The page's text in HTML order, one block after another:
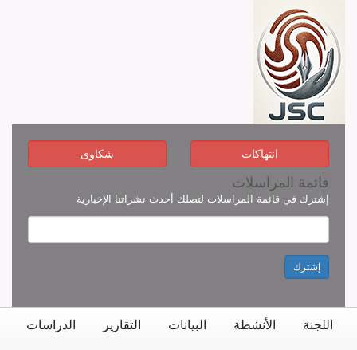
انتهاكات شكاوى
قائمة المراسلات
إشترك في قائمة المراسلات لتصلك أحدث نشراتنا الإخبارية
إشترك
اللجنة الأنشطة البيانات التقارير الدراسات